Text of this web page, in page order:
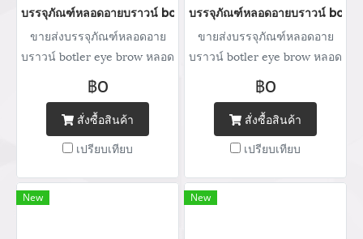
บรรจุภัณฑ์หลอดอายบราวน์ botler eye brow หลอดบรรจุภัณฑ์เครื่อ
ขายส่งบรรจุภัณฑ์หลอดอาย
บราวน์ botler eye brow หลอด
บรรจุภัณฑ์เครื่องสำอาง
จำหน่ายบรรจุภัณฑ์เครื่อง
สำอางทุกประเภท Tel : (+66)
020 462 506-105 Mobile:
083 828 9246 Email:
marketing@packingroom.com/
฿0
สั่งซื้อสินค้า
เปรียบเทียบ
บรรจุภัณฑ์หลอดอายบราวน์
ขายส่งบรรจุภัณฑ์หลอดอาย
บราวน์ botler eye brow หลอด
บรรจุภัณฑ์เครื่องสำอาง
จำหน่ายบรรจุภัณฑ์เครื่อง
สำอางทุกประเภท Tel : (+66)
020 462 506-105 Mobile:
083 828 9246 Email:
marketing@packingroom.com/
฿0
สั่งซื้อสินค้า
เปรียบเทียบ
New New